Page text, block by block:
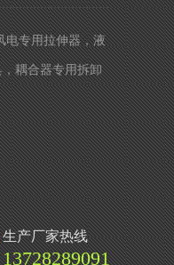
电专用拉伸器，液
耦合器专用拆卸
生产厂家热线
13728289091